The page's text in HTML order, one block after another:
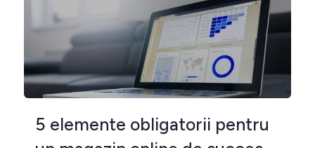
5 elemente obligatorii pentru